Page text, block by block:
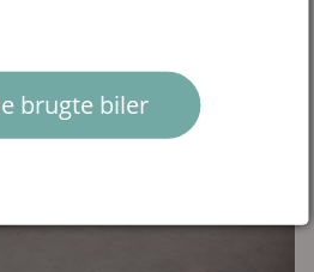
brugte biler